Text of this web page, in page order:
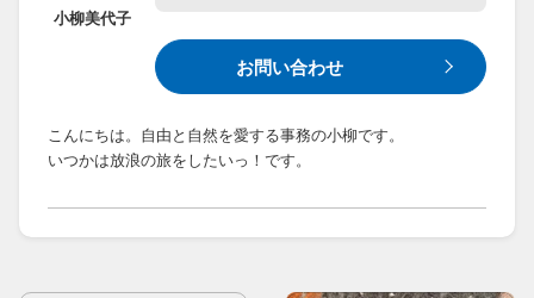
小柳美代子
お問い合わせ
こんにちは。自由と自然を愛する事務の小柳です。
いつかは放浪の旅をしたいっ！です。